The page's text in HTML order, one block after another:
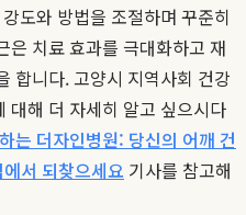
도와 방법을 조절하며 꾸준히
은 치료 효과를 극대화하고 재
합니다. 고양시 지역사회 건강
대해 더 자세히 알고 싶으시다
는 더자인병원: 당신의 어깨 건
서 되찾으세요 기사를 참고해